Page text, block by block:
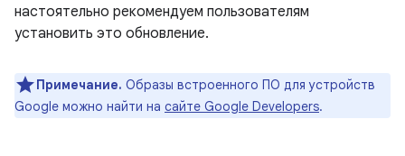
настоятельно рекомендуем пользователям
установить это обновление.
Примечание. Образы встроенного ПО для устройств
Google можно найти на сайте Google Developers.